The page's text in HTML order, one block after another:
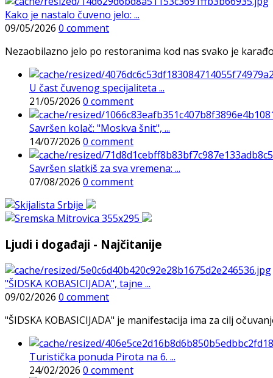
Kako je nastalo čuveno jelo: ...
09/05/2026 0 comment
Nezaobilazno jelo po restoranima kod nas svako je
U čast čuvenog specijaliteta ...
21/05/2026 0 comment
Savršen kolač: "Moskva šnit", ...
14/07/2026 0 comment
Savršen slatkiš za sva vremena: ...
07/08/2026 0 comment
Ljudi i događaji - Najčitanije
"ŠIDSKA KOBASICIJADA", tajne ...
09/02/2026 0 comment
"ŠIDSKA KOBASICIJADA" je manifestacija ima za cilj
Turistička ponuda Pirota na 6. ...
24/02/2026 0 comment